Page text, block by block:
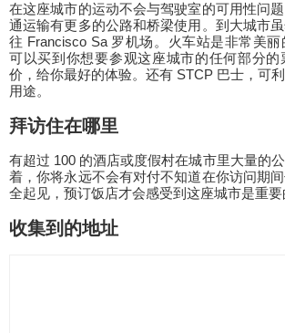
在这座城市的运动不会与驾驶室的可用性问
通运输有更多的公路和桥梁使用。到大城市
往 Francisco Sa 罗机场。火车站是非常美
可以买到你想要参观这座城市的任何部分
价，给你最好的体验。还有 STCP 巴士，可
用途。
拜访住在哪里
有超过 100 的酒店或度假村在城市里大量的
着，你将永远不会有对付不知道在你访问期
全起见，预订饭店才会感受到这座城市是重要
收集到的地址